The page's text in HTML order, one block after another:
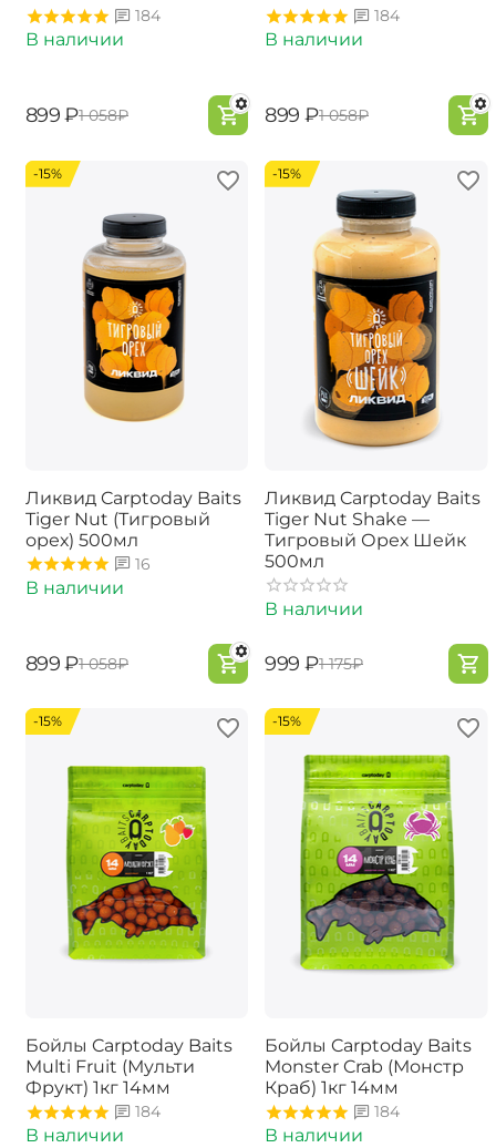
184
В наличии
‍899‍ ₽‍1 058‍₽
184
В наличии
‍899‍ ₽‍1 058‍₽
-15%
Ликвид Carptoday Baits
Tiger Nut (Тигровый
орех) 500мл
16
В наличии
‍899‍ ₽‍1 058‍₽
-15%
Ликвид Carptoday Baits
Tiger Nut Shake —
Тигровый Орех Шейк
500мл
В наличии
‍999‍ ₽‍1 175‍₽
-15%
Бойлы Carptoday Baits
Multi Fruit (Мульти
Фрукт) 1кг 14мм
184
В наличии
-15%
Бойлы Carptoday Baits
Monster Crab (Монстр
Краб) 1кг 14мм
184
В наличии